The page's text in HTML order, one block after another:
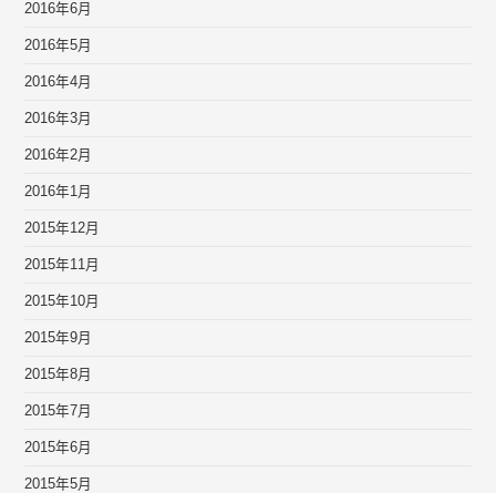
2016年6月
2016年5月
2016年4月
2016年3月
2016年2月
2016年1月
2015年12月
2015年11月
2015年10月
2015年9月
2015年8月
2015年7月
2015年6月
2015年5月